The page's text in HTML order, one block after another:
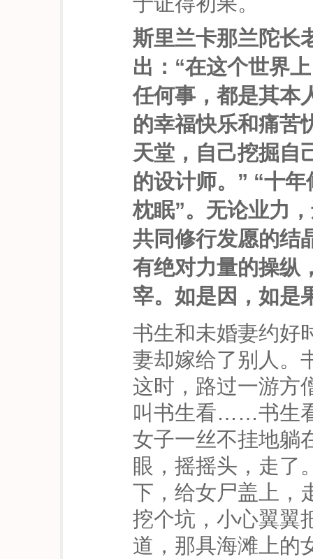
斯里兰卡那兰陀长
出：“在这个世界
任何事，都是其
的幸福快乐和痛苦
天堂，自己挖掘自
的设计师。” “十
枕眠”。无论业力
共同修行发愿的结
有绝对力量的操纵
宰。如是因，如是
书生和未婚妻约好
妻却嫁给了别人。
这时，路过一游方
叫书生看……书生
女子一丝不挂地躺
眼，摇摇头，走了
下，给女尸盖上，
挖个坑，小心翼翼
道，那具海滩上的